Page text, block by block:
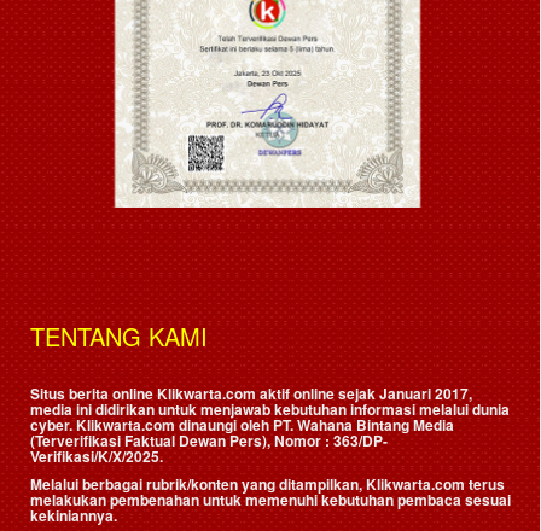
TENTANG KAMI
Situs berita online Klikwarta.com aktif online sejak Januari 2017,
media ini didirikan untuk menjawab kebutuhan informasi melalui dunia
cyber. Klikwarta.com dinaungi oleh PT. Wahana Bintang Media
(Terverifikasi Faktual Dewan Pers), Nomor : 363/DP-
Verifikasi/K/X/2025.
Melalui berbagai rubrik/konten yang ditampilkan, Klikwarta.com terus
melakukan pembenahan untuk memenuhi kebutuhan pembaca sesuai
kekiniannya.